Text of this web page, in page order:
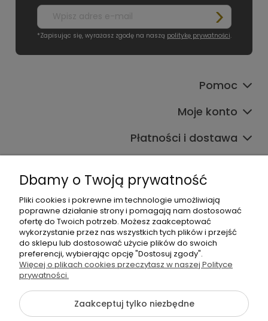
*Zapisując się, wyrażasz zgodę na naszą politykę prywatności.
Pomoc
Moje konto
Płatności i dostawa
+48 605 141 363
Dbamy o Twoją prywatność
Pliki cookies i pokrewne im technologie umożliwiają
poprawne działanie strony i pomagają nam dostosować
ofertę do Twoich potrzeb. Możesz zaakceptować
wykorzystanie przez nas wszystkich tych plików i przejść
do sklepu lub dostosować użycie plików do swoich
preferencji, wybierając opcję "Dostosuj zgody".
Więcej o plikach cookies przeczytasz w naszej Polityce
prywatności.
Zaakceptuj tylko niezbędne